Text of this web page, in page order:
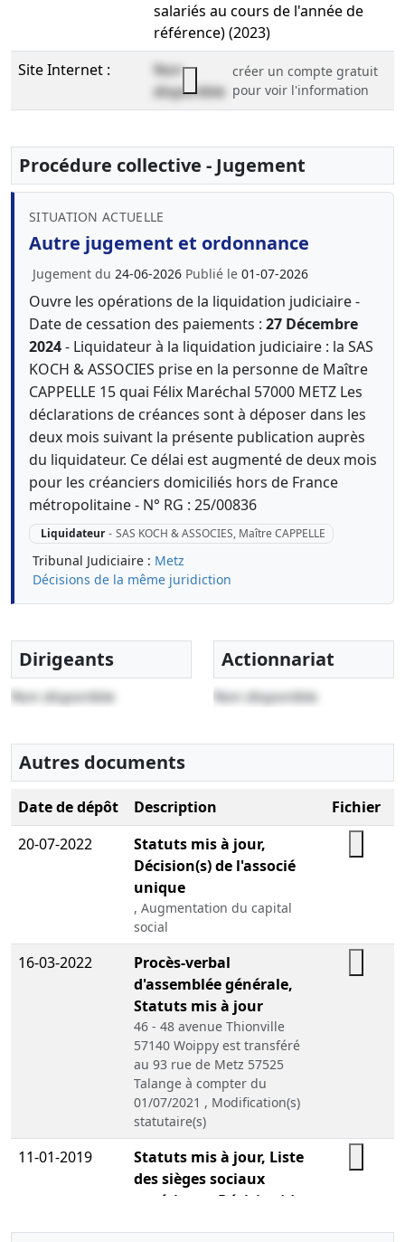
salariés au cours de l'année de
référence) (2023)
Site Internet :
Non
disponible
créer un compte gratuit
pour voir l'information
Procédure collective - Jugement
SITUATION ACTUELLE
Autre jugement et ordonnance
Jugement du 24-06-2026 Publié le 01-07-2026
Ouvre les opérations de la liquidation judiciaire -
Date de cessation des paiements : 27 Décembre
2024- Liquidateur à la liquidation judiciaire : la SAS
KOCH & ASSOCIES prise en la personne de Maître
CAPPELLE 15 quai Félix Maréchal 57000 METZ Les
déclarations de créances sont à déposer dans les
deux mois suivant la présente publication auprès
du liquidateur. Ce délai est augmenté de deux mois
pour les créanciers domiciliés hors de France
métropolitaine - N° RG : 25/00836
Liquidateur - SAS KOCH & ASSOCIES, Maître CAPPELLE
Tribunal Judiciaire : Metz
Décisions de la même juridiction
Dirigeants
Non disponible
Actionnariat
Non disponible
Autres documents
Date de dépôt Description
Fichier
20-07-2022
Statuts mis à jour,
Décision(s) de l'associé
unique
, Augmentation du capital
social
16-03-2022
Procès-verbal
d'assemblée générale,
Statuts mis à jour
46 - 48 avenue Thionville
57140 Woippy est transféré
au 93 rue de Metz 57525
Talange à compter du
01/07/2021 , Modification(s)
statutaire(s)
11-01-2019
Statuts mis à jour, Liste
des sièges sociaux
antérieurs, Décision(s)